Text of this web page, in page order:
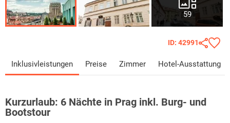
59
ID: 42991
Inklusivleistungen Preise Zimmer Hotel-Ausstattung
Kurzurlaub: 6 Nächte in Prag inkl. Burg- und
Bootstour